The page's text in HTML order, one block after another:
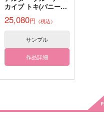
Lights Camera Actio
n!
ほんちゃ。
（税込）
カイブ トキ(バニーガ
ーVer. 完成品
25,080円 （税込）
サンプル
作品詳細